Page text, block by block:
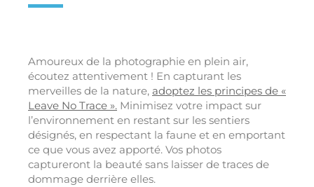
Amoureux de la photographie en plein air,
écoutez attentivement ! En capturant les
merveilles de la nature, adoptez les principes de «
Leave No Trace ». Minimisez votre impact sur
l’environnement en restant sur les sentiers
désignés, en respectant la faune et en emportant
ce que vous avez apporté. Vos photos
captureront la beauté sans laisser de traces de
dommage derrière elles.